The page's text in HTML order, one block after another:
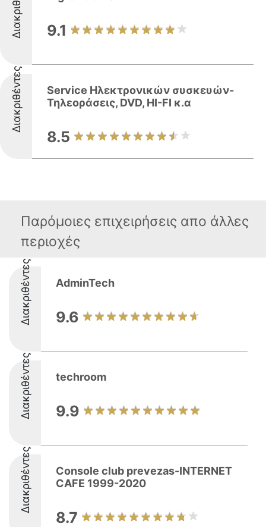
9.1
Διακριθέντες
Service Ηλεκτρονικών συσκευών-
Τηλεοράσεις, DVD, HI-FI κ.α
8.5
Παρόμοιες επιχειρήσεις απο άλλες
περιοχές
Διακριθέντες AdminTech
9.6
Διακριθέντες techroom
9.9
Διακριθέντες
Console club prevezas-INTERNET
CAFE 1999-2020
8.7